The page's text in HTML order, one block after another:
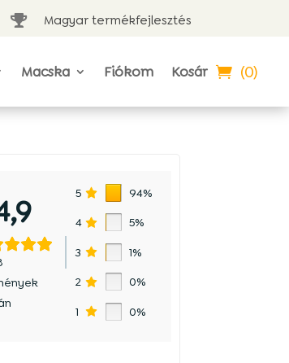
 Magyar termékfejlesztés
Macska Fiókom Kosár (0)
5 94%
4 5%
3 1%
2 0%
1 0%